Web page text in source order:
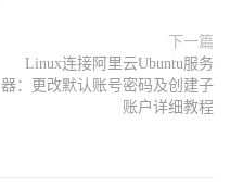
下一篇
Linux连接阿里云Ubuntu服务
器：更改默认账号密码及创建子
账户详细教程